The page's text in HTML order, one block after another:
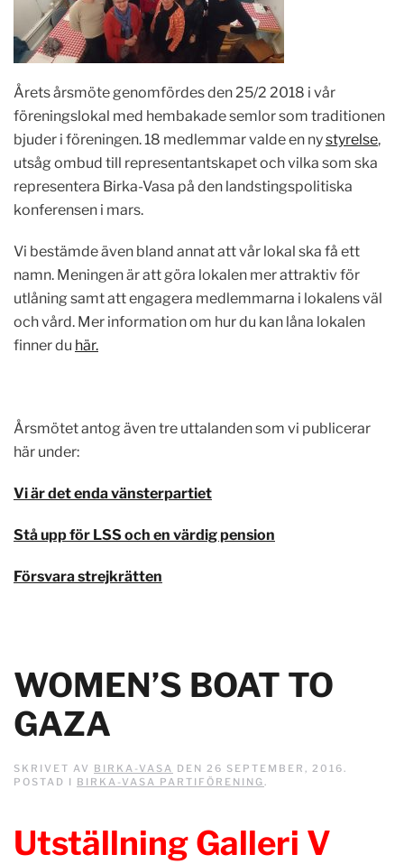
Årets årsmöte genomfördes den 25/2 2018 i vår
föreningslokal med hembakade semlor som traditionen
bjuder i föreningen. 18 medlemmar valde en nystyrelse,
utsåg ombud till representantskapet och vilka som ska
representera Birka-Vasa på den landstingspolitiska
konferensen i mars.
Vi bestämde även bland annat att vår lokal ska få ett
namn. Meningen är att göra lokalen mer attraktiv för
utlåning samt att engagera medlemmarna i lokalens väl
och vård. Mer information om hur du kan låna lokalen
finner du här.
Årsmötet antog även tre uttalanden som vi publicerar
här under:
Vi är det enda vänsterpartiet
Stå upp för LSS och en värdig pension
Försvara strejkrätten
WOMEN’S BOAT TO
GAZA
SKRIVET AV BIRKA-VASA DEN 26 SEPTEMBER, 2016.
POSTAD I BIRKA-VASA PARTIFÖRENING.
Utställning Galleri V